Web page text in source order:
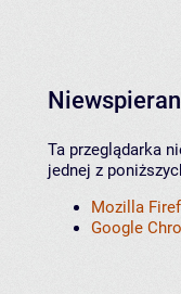
Ta przeglądarka
jednej z
Mozilla
Google